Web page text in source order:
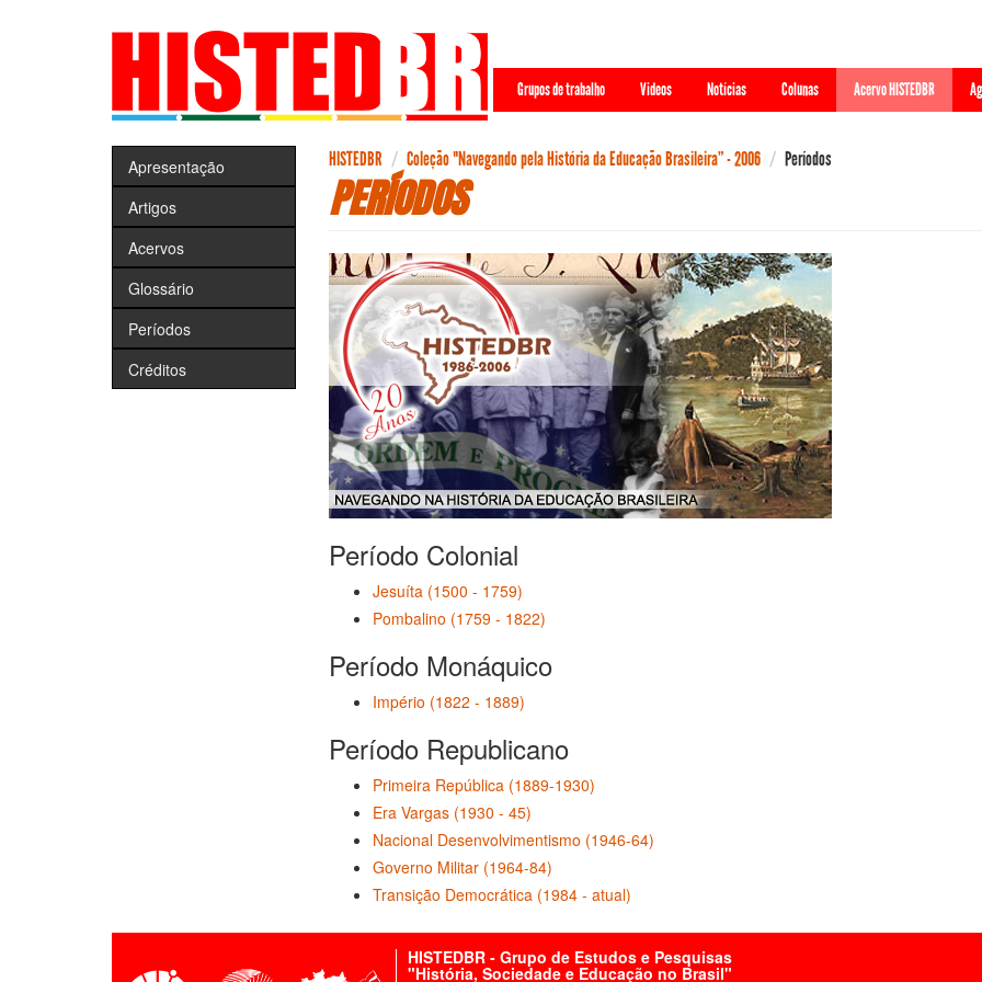
Grupos de trabalho Videos Notícias Colunas Acervo HISTEDBR
Apresentação
Artigos
Acervos
Glossário
Períodos
Créditos
HISTEDBR Coleção "Navegando pela História da Educação Brasileira” - 2006 Períodos
PERÍODOS
Período Colonial
Jesuíta (1500 - 1759)
Pombalino (1759 - 1822)
Período Monáquico
Império (1822 - 1889)
Período Republicano
Primeira República (1889-1930)
Era Vargas (1930 - 45)
Nacional Desenvolvimentismo (1946-64)
Governo Militar (1964-84)
Transição Democrática (1984 - atual)
HISTEDBR - Grupo de Estudos e Pesquisas
"História, Sociedade e Educação no Brasil"